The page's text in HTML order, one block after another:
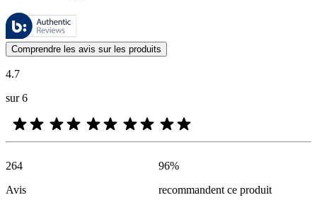
Ces évaluations sont gérées par Bazaarvoice et sont conformes à la
Les avis des clients exprimés sous forme d'évaluations de produits
Comprendre les avis sur les produits
4.7
sur 6
264
Avis
96%
recommandent ce produit